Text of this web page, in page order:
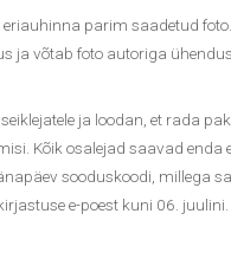
parim saadetud
ja võtab foto autoriga
ja loodan, et rada
Kõik osalejad saavad enda
sooduskoodi, millega
e-poest kuni 06. juulini.